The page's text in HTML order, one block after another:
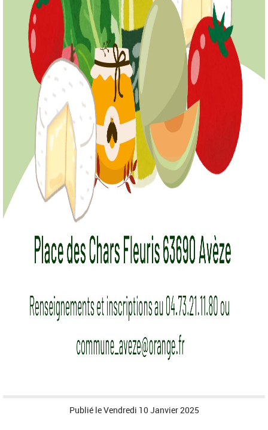
Publié leVendredi 10 Janvier 2025